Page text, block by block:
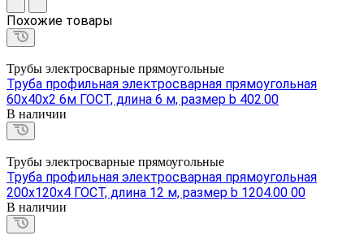
Похожие товары
Трубы электросварные прямоугольные
Труба профильная электросварная прямоугольная
60х40х2 6м ГОСТ, длина 6 м, размер b 402.00
В наличии
Трубы электросварные прямоугольные
Труба профильная электросварная прямоугольная
200х120х4 ГОСТ, длина 12 м, размер b 1204.00 00
В наличии